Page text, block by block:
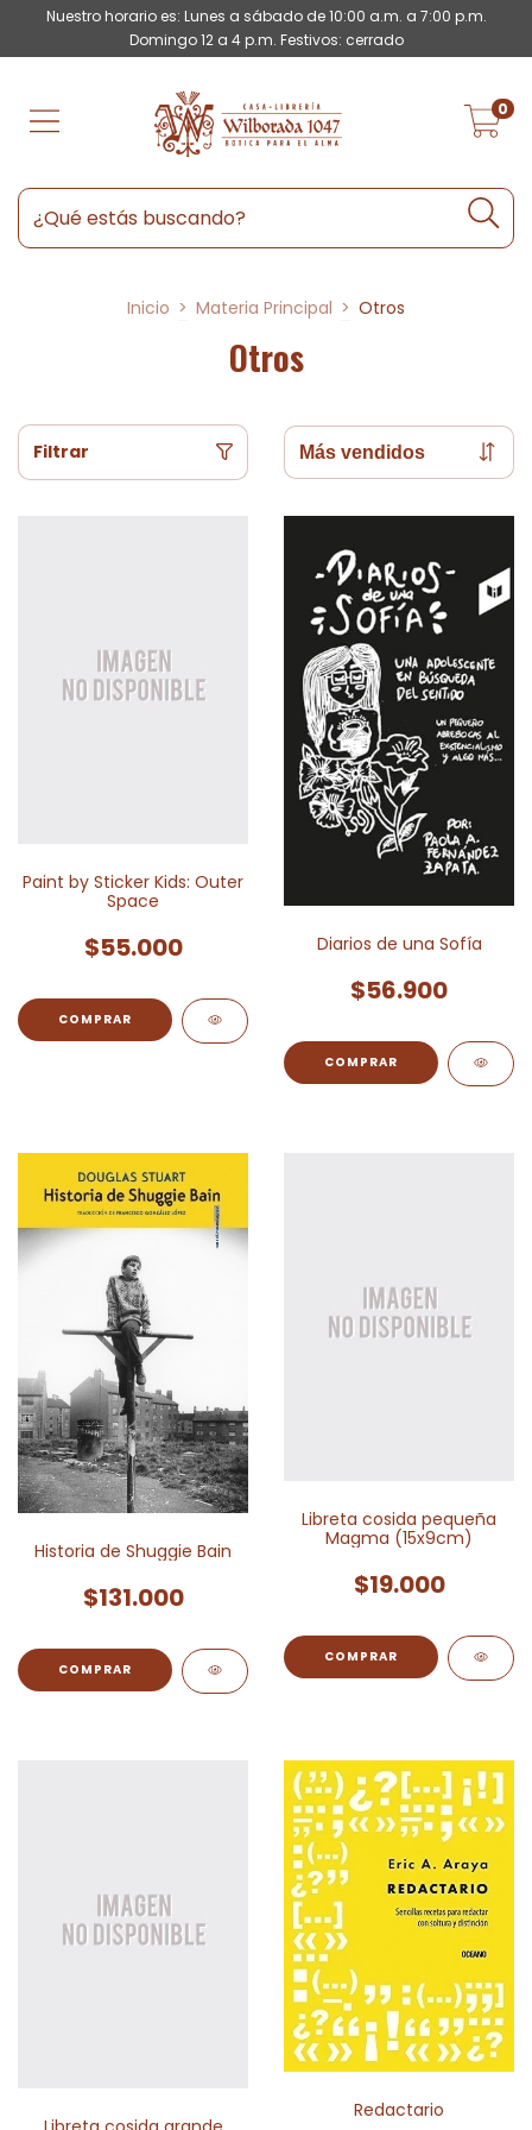
Nuestro horario es: Lunes a sábado de 10:00 a.m. a 7:00 p.m.
Domingo 12 a 4 p.m. Festivos: cerrado
0
Inicio > Materia Principal > Otros
Otros
Filtrar
Paint by Sticker Kids: Outer
Space
$55.000 Diarios de una Sofía
$56.900
Historia de Shuggie Bain
$131.000
Libreta cosida pequeña
Magma (15x9cm)
$19.000
Redactario